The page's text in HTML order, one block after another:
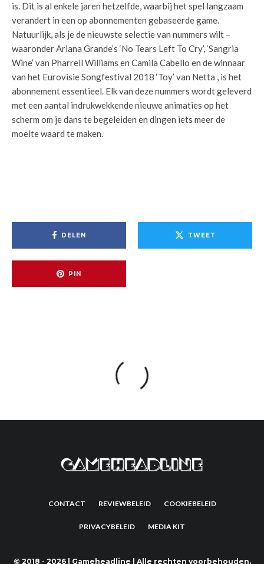
is. Dit is al enkele jaren hetzelfde, waarbij het spel langzaam
verandert in een op abonnementen gebaseerde game.
Natuurlijk, als je de nieuwste selectie van nummers wilt –
waaronder Ariana Grande’s ‘No Tears Left To Cry’, ‘Sangria
Wine’ van Pharrell Williams en Camila Cabello en de winnaar
van het Eurovisie Songfestival 2018 ‘Toy’ van Netta , is het
abonnement essentieel. Elk van deze nummers wordt geleverd
met een aantal indrukwekkende nieuwe animaties op het
scherm om je dans te begeleiden en dingen iets meer de
moeite waard te maken.
DELEN TWEET
PIN
CONTACT REVIEWBELEID COOKIEBELEID
PRIVACYBELEID MEDIA KIT
© 2018 - 2026 | Gameheadline | Alle rechten voorbehouden.